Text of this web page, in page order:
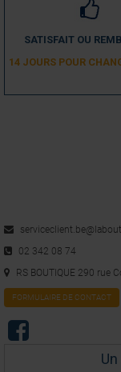
SATISFAIT OU
14 JOURS POUR
02 342 08 74
RS BOUTIQUE 290 rue
FORMULAIRE DE CONTACT